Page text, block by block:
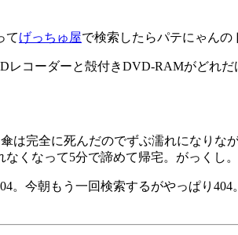
てげっちゅ屋で検索したらパテにゃんの
レコーダーと殻付きDVD-RAMがどれ
は完全に死んだのでずぶ濡れになり
くなって5分で諦めて帰宅。がっくし。
。今朝もう一回検索するがやっぱり